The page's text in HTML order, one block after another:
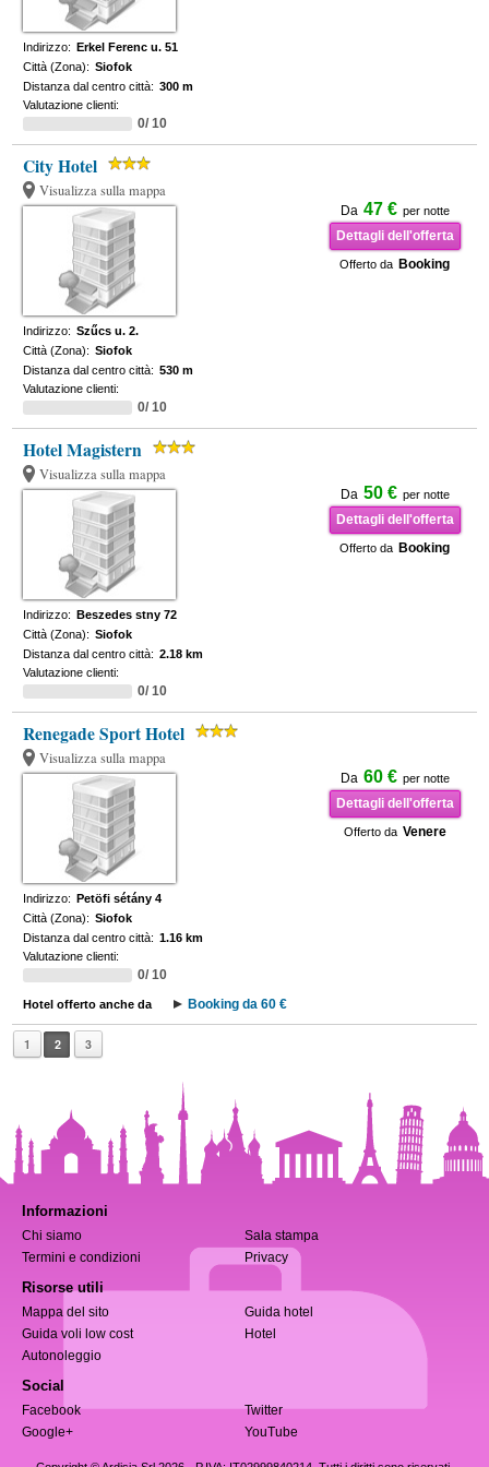
Indirizzo: Erkel Ferenc u. 51
Città (Zona): Siofok
Distanza dal centro città: 300 m
Valutazione clienti:
0/ 10
City Hotel
Visualizza sulla mappa
Da 47 € per notte
Dettagli dell'offerta
Offerto da Booking
Indirizzo: Szűcs u. 2.
Città (Zona): Siofok
Distanza dal centro città: 530 m
Valutazione clienti:
0/ 10
Hotel Magistern
Visualizza sulla mappa
Da 50 € per notte
Dettagli dell'offerta
Offerto da Booking
Indirizzo: Beszedes stny 72
Città (Zona): Siofok
Distanza dal centro città: 2.18 km
Valutazione clienti:
0/ 10
Renegade Sport Hotel
Visualizza sulla mappa
Da 60 € per notte
Dettagli dell'offerta
Offerto da Venere
Indirizzo: Petöfi sétány 4
Città (Zona): Siofok
Distanza dal centro città: 1.16 km
Valutazione clienti:
0/ 10
Hotel offerto anche da Booking da 60 €
1 2 3
Informazioni
Chi siamo
Sala stampa
Termini e condizioni
Privacy
Risorse utili
Mappa del sito
Guida hotel
Guida voli low cost
Hotel
Autonoleggio
Social
Facebook
Twitter
Google+
YouTube